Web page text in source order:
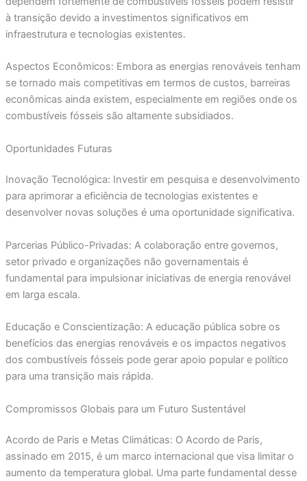
à transição devido a investimentos significativos em
infraestrutura e tecnologias existentes.
Aspectos Econômicos: Embora as energias renováveis tenham
se tornado mais competitivas em termos de custos, barreiras
econômicas ainda existem, especialmente em regiões onde os
combustíveis fósseis são altamente subsidiados.
Oportunidades Futuras
Inovação Tecnológica: Investir em pesquisa e desenvolvimento
para aprimorar a eficiência de tecnologias existentes e
desenvolver novas soluções é uma oportunidade significativa.
Parcerias Público-Privadas: A colaboração entre governos,
setor privado e organizações não governamentais é
fundamental para impulsionar iniciativas de energia renovável
em larga escala.
Educação e Conscientização: A educação pública sobre os
benefícios das energias renováveis e os impactos negativos
dos combustíveis fósseis pode gerar apoio popular e político
para uma transição mais rápida.
Compromissos Globais para um Futuro Sustentável
Acordo de Paris e Metas Climáticas: O Acordo de Paris,
assinado em 2015, é um marco internacional que visa limitar o
aumento da temperatura global. Uma parte fundamental desse